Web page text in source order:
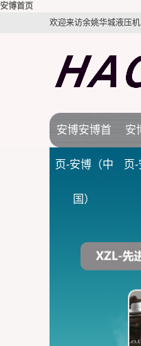
安博首页
欢迎来访余姚华城液压
安博安博首
页-安博（中
国）
安
页-